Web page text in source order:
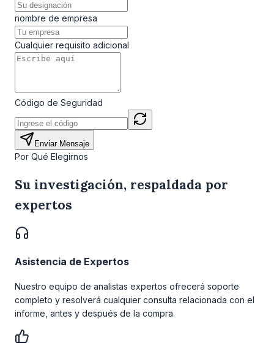
nombre de empresa
Cualquier requisito adicional
Código de Seguridad
Enviar Mensaje
Por Qué Elegirnos
Su investigación, respaldada por
expertos
Asistencia de Expertos
Nuestro equipo de analistas expertos ofrecerá soporte
completo y resolverá cualquier consulta relacionada con el
informe, antes y después de la compra.